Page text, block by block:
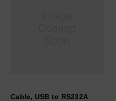
Cable, USB to RS232A